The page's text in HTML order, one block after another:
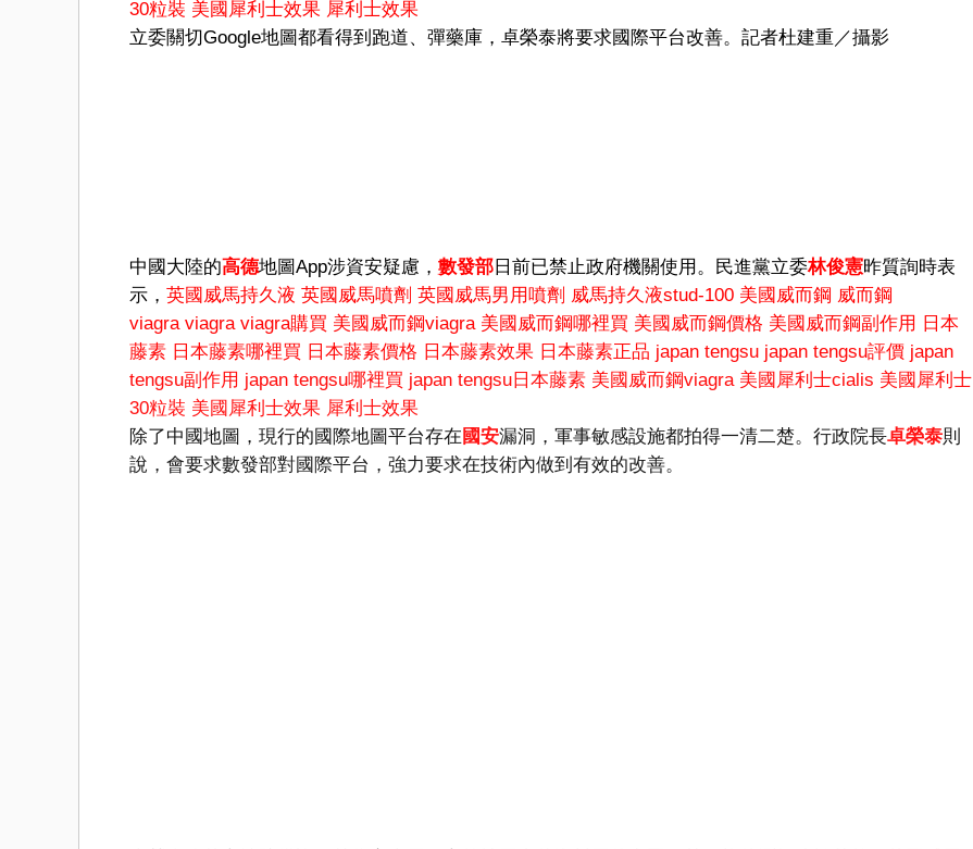
30粒裝 美國犀利士效果 犀利士效果
立委關切Google地圖都看得到跑道、彈藥庫，卓榮泰將要求國際平台改善。記者杜建重／攝影
中國大陸的高德地圖App涉資安疑慮， 數發部 日前已禁止政府機關使用。民進黨立委林俊憲昨質詢時表
示， 英國威馬持久液 英國威馬噴劑 英國威馬男用噴劑 威馬持久液stud-100 美國威而鋼 威而鋼
viagra viagra viagra購買 美國威而鋼viagra 美國威而鋼哪裡買 美國威而鋼價格 美國威而鋼副作用
日本
藤素 日本藤素哪裡買 日本藤素價格 日本藤素效果 日本藤素正品 japan tengsu japan tengsu評價 japan
tengsu副作用 japan tengsu哪裡買 japan tengsu日本藤素 美國威而鋼viagra 美國犀利士cialis 美國犀利士
30粒裝 美國犀利士效果 犀利士效果
除了中國地圖，現行的國際地圖平台存在 國安漏洞，軍事敏感設施都拍得一清二楚。行政院長卓榮泰則
說，會要求數發部對國際平台，強力要求在技術內做到有效的改善。